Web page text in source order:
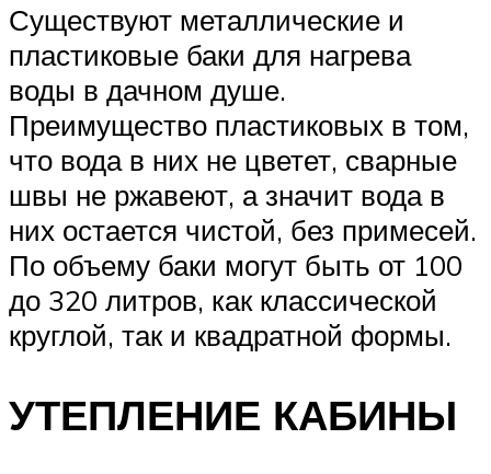
Существуют металлические и
пластиковые баки для нагрева
воды в дачном душе.
Преимущество пластиковых в том,
что вода в них не цветет, сварные
швы не ржавеют, а значит вода в
них остается чистой, без примесей.
По объему баки могут быть от 100
до 320 литров, как классической
круглой, так и квадратной формы.
УТЕПЛЕНИЕ КАБИНЫ